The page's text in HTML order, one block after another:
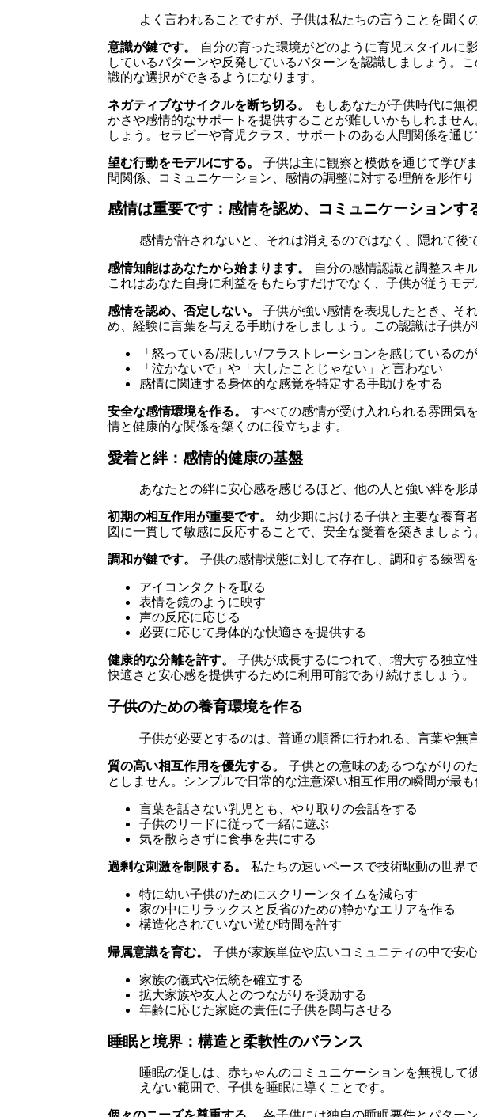
よく言われることですが、子供は私たちの言うことを聞く
意識が鍵です。
自分の育った環境がどのように育児スタイルに
しているパターンや反発しているパターンを認識しましょう。
識的な選択ができるようになります。
ネガティブなサイクルを断ち切る。
もしあなたが子供時代に無
かさや感情的なサポートを提供することが難しいかもしれませ
しょう。セラピーや育児クラス、サポートのある人間関係を通
望む行動をモデルにする。
子供は主に観察と模倣を通じて学び
間関係、コミュニケーション、感情の調整に対する理解を形作
感情は重要です：感情を認め、コミュニケーションす
感情が許されないと、それは消えるのではなく、隠れて後
感情知能はあなたから始まります。
自分の感情認識と調整スキ
これはあなた自身に利益をもたらすだけでなく、子供が従うモデ
感情を認め、否定しない。
子供が強い感情を表現したとき、そ
め、経験に言葉を与える手助けをしましょう。この認識は子供
「怒っている/悲しい/フラストレーションを感じているの
「泣かないで」や「大したことじゃない」と言わない
感情に関連する身体的な感覚を特定する手助けをする
安全な感情環境を作る。
すべての感情が受け入れられる雰囲気
情と健康的な関係を築くのに役立ちます。
愛着と絆：感情的健康の基盤
あなたとの絆に安心感を感じるほど、他の人と強い絆を形
初期の相互作用が重要です。
幼少期における子供と主要な養育
図に一貫して敏感に反応することで、安全な愛着を築きましょう
調和が鍵です。
子供の感情状態に対して存在し、調和する練習
アイコンタクトを取る
表情を鏡のように映す
声の反応に応じる
必要に応じて身体的な快適さを提供する
健康的な分離を許す。
子供が成長するにつれて、増大する独立
快適さと安心感を提供するために利用可能であり続けましょう。
子供のための養育環境を作る
子供が必要とするのは、普通の順番に行われる、言葉や無
質の高い相互作用を優先する。
子供との意味のあるつながりの
としません。シンプルで日常的な注意深い相互作用の瞬間が最も
言葉を話さない乳児とも、やり取りの会話をする
子供のリードに従って一緒に遊ぶ
気を散らさずに食事を共にする
過剰な刺激を制限する。
私たちの速いペースで技術駆動の世界
特に幼い子供のためにスクリーンタイムを減らす
家の中にリラックスと反省のための静かなエリアを作る
構造化されていない遊び時間を許す
帰属意識を育む。
子供が家族単位や広いコミュニティの中で安
家族の儀式や伝統を確立する
拡大家族や友人とのつながりを奨励する
年齢に応じた家庭の責任に子供を関与させる
睡眠と境界：構造と柔軟性のバランス
睡眠の促しは、赤ちゃんのコミュニケーションを無視し
えない範囲で、子供を睡眠に導くことです。